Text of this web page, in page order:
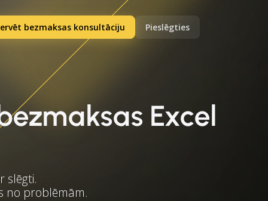
bezmaksas konsultāciju Pieslēgties
Excel
slēgti.
no problēmām.